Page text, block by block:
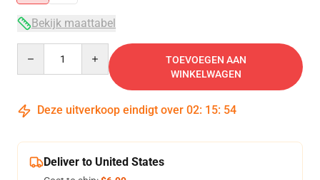
Bekijk maattabel
TOEVOEGEN AAN
WINKELWAGEN
Deze uitverkoop eindigt over 02: 15: 54
Deliver to United States